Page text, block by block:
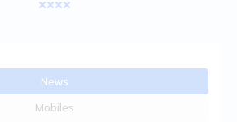
News
Mobiles